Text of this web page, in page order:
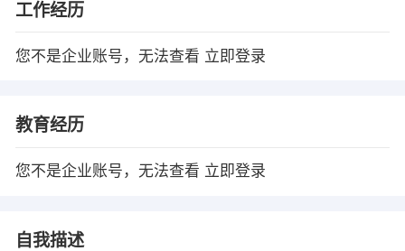
工作经历
您不是企业账号，无法查看 立即登录
教育经历
您不是企业账号，无法查看 立即登录
自我描述